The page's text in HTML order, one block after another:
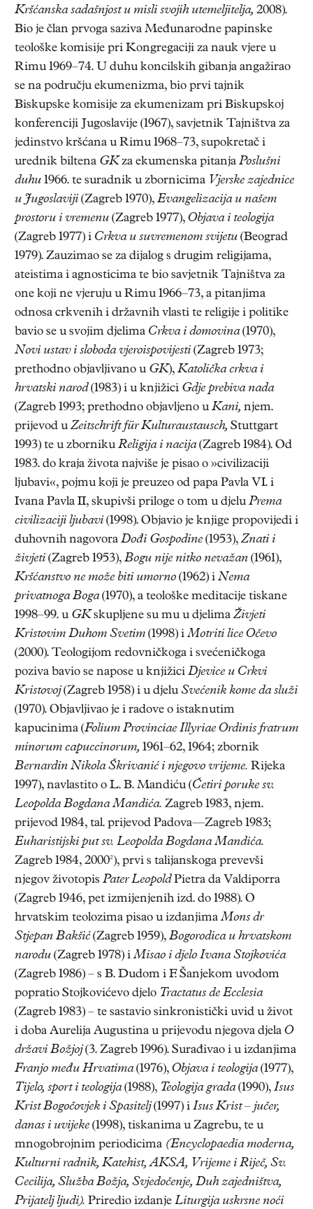
Kršćanska sadašnjost u misli svojih utemeljitelja, 2008).
Bio je član prvoga saziva Međunarodne papinske
teološke komisije pri Kongregaciji za nauk vjere u
Rimu 1969–74. U duhu koncilskih gibanja angažirao
se na području ekumenizma, bio prvi tajnik
Biskupske komisije za ekumenizam pri Biskupskoj
konferenciji Jugoslavije (1967), savjetnik Tajništva za
jedinstvo kršćana u Rimu 1968–73, supokretač i
urednik biltena GK za ekumenska pitanja Poslušni
duhu 1966. te suradnik u zbornicima Vjerske zajednice
u Jugoslaviji (Zagreb 1970), Evangelizacija u našem
prostoru i vremenu (Zagreb 1977), Objava i teologija
(Zagreb 1977) i Crkva u suvremenom svijetu (Beograd
1979). Zauzimao se za dijalog s drugim religijama,
ateistima i agnosticima te bio savjetnik Tajništva za
one koji ne vjeruju u Rimu 1966–73, a pitanjima
odnosa crkvenih i državnih vlasti te religije i politike
bavio se u svojim djelima Crkva i domovina(1970),
Novi ustav i sloboda vjeroispovijesti (Zagreb 1973;
prethodno objavljivano u GK), Katolička crkva i
hrvatski narod(1983) i u knjižici Gdje prebiva nada
(Zagreb 1993; prethodno objavljeno u Kani, njem.
prijevod u Zeitschrift für Kulturaustausch, Stuttgart
1993) te u zborniku Religija i nacija(Zagreb 1984). Od
1983. do kraja života najviše je pisao o »civilizaciji
ljubavi«, pojmu koji je preuzeo od papa Pavla VI. i
Ivana Pavla II, skupivši priloge o tom u djelu Prema
civilizaciji ljubavi (1998). Objavio je knjige propovijedi i
duhovnih nagovora Dođi Gospodine (1953), Znati i
živjeti (Zagreb 1953), Bogu nije nitko nevažan (1961),
Kršćanstvo ne može biti umorno (1962) i Nema
privatnoga Boga(1970), a teološke meditacije tiskane
1998–99. u GK skupljene su mu u djelima Živjeti
Kristovim Duhom Svetim (1998) iMotriti lice Očevo
(2000). Teologijom redovničkoga i svećeničkoga
poziva bavio se napose u knjižici Djevice u Crkvi
Kristovoj(Zagreb 1958) i u djelu Svećenik kome da služi
(1970). Objavljivao je i radove o istaknutim
kapucinima (Folium Provinciae Illyriae Ordinis fratrum
minorum capuccinorum, 1961–62, 1964; zbornik
Bernardin Nikola Škrivanić i njegovo vrijeme. Rijeka
1997), navlastito o L. B. Mandiću (Četiri poruke sv.
Leopolda Bogdana Mandića. Zagreb 1983, njem.
prijevod 1984, tal. prijevod Padova—Zagreb 1983;
Euharistijski put sv. Leopolda Bogdana Mandića.
Zagreb 1984, 2000²), prvi s talijanskoga prevevši
njegov životopis Pater LeopoldPietra da Valdiporra
(Zagreb 1946, pet izmijenjenih izd. do 1988). O
hrvatskim teolozima pisao u izdanjimaMons dr
Stjepan Bakšić (Zagreb 1959), Bogorodica u hrvatskom
narodu (Zagreb 1978) iMisao i djelo Ivana Stojkovića
(Zagreb 1986) – s B. Dudom i F. Šanjekom uvodom
popratio Stojkovićevo djelo Tractatus de Ecclesia
(Zagreb 1983) – te sastavio sinkronistički uvid u život
i doba Aurelija Augustina u prijevodu njegova djela O
državi Božjoj(3. Zagreb 1996). Surađivao i u izdanjima
Franjo među Hrvatima(1976), Objava i teologija(1977),
Tijelo, sport i teologija(1988), Teologija grada(1990), Isus
Krist Bogočovjek i Spasitelj(1997) i Isus Krist – jučer,
danas i uvijeke (1998), tiskanima u Zagrebu, te u
mnogobrojnim periodicima (Encyclopaedia moderna,
Kulturni radnik, Katehist, AKSA, Vrijeme i Riječ, Sv.
Cecilija, Služba Božja, Svjedočenje, Duh zajedništva,
Prijatelj ljudi). Priredio izdanje Liturgija uskrsne noći